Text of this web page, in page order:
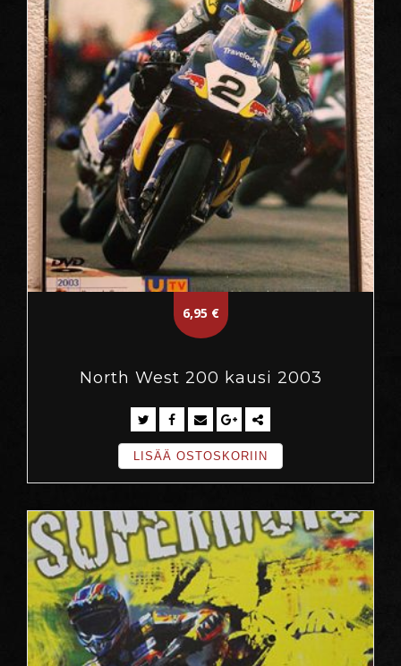
6,95 €
North West 200 kausi 2003
LISÄÄ OSTOSKORIIN